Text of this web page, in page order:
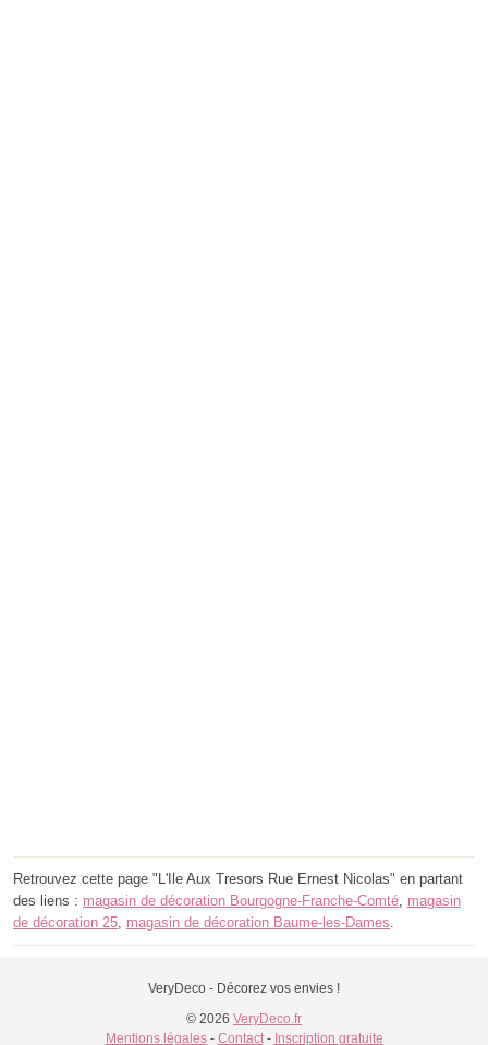
Retrouvez cette page "L'Ile Aux Tresors Rue Ernest Nicolas" en partant
des liens : magasin de décoration Bourgogne-Franche-Comté magasin
de décoration 25 magasin de décoration Baume-les-Dames
VeryDeco - Décorez vos envies !
© 2026 VeryDeco.fr
Mentions légales- Contact- Inscription gratuite